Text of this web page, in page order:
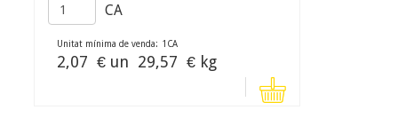
CA
Unitat mínima de venda: 1 CA
2,07 € un 29,57 € kg